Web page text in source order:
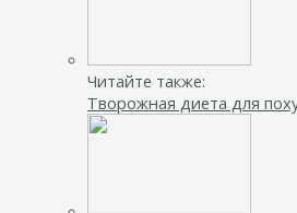
Читайте также:
Творожная диета для